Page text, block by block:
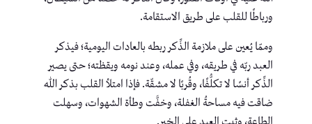
ورباطًا للقلب على طريق الاستقامة.
وممّا يُعين على ملازمة الذِّكر ربطه بالعادات اليومية؛ فيذكر
العبد ربّه في طريقه، وفي عمله، وعند نومه ويقظته؛ حتى يصير
الذِّكر أنسًا لا تكلُّفًا، وقُربًا لا مشقّة. فإذا امتلأ القلب بذكر اللهِ
ضاقت فيه مساحةُ الغفلة، وخفَّت وطأة الشهوات، وسهلت